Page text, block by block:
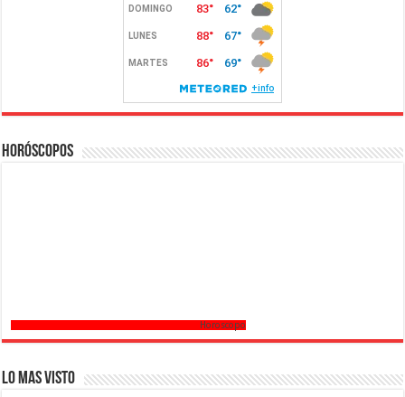
Horóscopos
Horoscopo
Lo mas Visto